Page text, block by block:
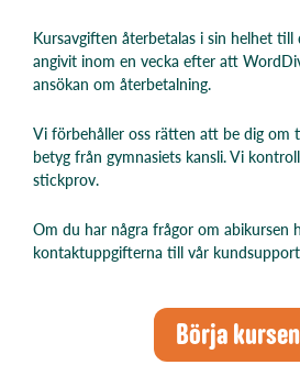
Kursavgiften återbetalas i sin helhet
angivit inom en vecka efter att
ansökan om återbetalning.
Vi förbehåller oss rätten att be dig om
betyg från gymnasiets kansli. Vi
stickprov.
Om du har några frågor om abikursen
kontaktuppgifterna till vår
Börja kursen